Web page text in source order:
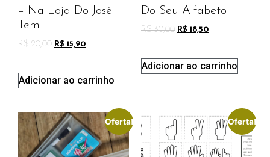
– Na Loja Do José
Tem
R$20,00 R$ 15,90
Adicionar ao carrinho
Do Seu Alfabeto
R$30,00 R$ 18,50
Adicionar ao carrinho
Oferta! Oferta!